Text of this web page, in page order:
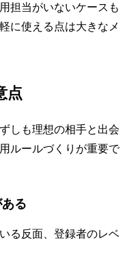
担当がいないケースも
に使える点は大きなメ
点
しも理想の相手と出会
ルールづくりが重要で
る
る反面、登録者のレベ